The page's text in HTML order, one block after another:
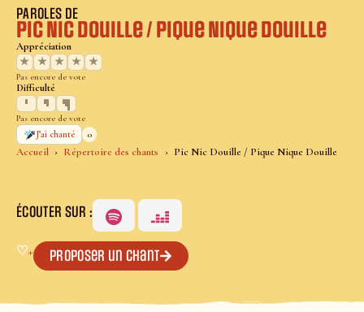
Accueil Répertoire des chants Pic Nic Douille / Pique Nique Douille
PAROLES DE
Pic Nic Douille / Pique Nique Douille
Appréciation
★
★ ★ ★ ★
Pas encore de vote
Difficulté
Pas encore de vote
J’ai chanté
0
ÉCOUTER SUR :
♡+ Proposer un chant